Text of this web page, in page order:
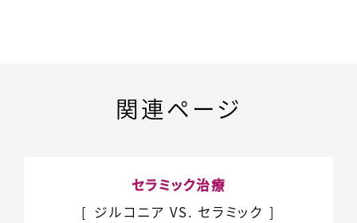
関連ページ
セラミック治療
ジルコニア VS. セラミック